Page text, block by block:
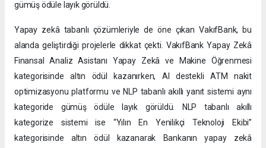
gümüş ödüle layık görüldü.
Yapay zekâ tabanlı çözümleriyle de öne çıkan VakıfBank, bu
alanda geliştirdiği projelerle dikkat çekti. VakıfBank Yapay Zekâ
Finansal Analiz Asistanı Yapay Zekâ ve Makine Öğrenmesi
kategorisinde altın ödül kazanırken, AI destekli ATM nakit
optimizasyonu platformu ve NLP tabanlı akıllı yanıt sistemi aynı
kategoride gümüş ödüle layık görüldü. NLP tabanlı akıllı
kategorize sistemi ise “Yılın En Yenilikçi Teknoloji Ekibi”
kategorisinde altın ödül kazanarak Bankanın yapay zekâ